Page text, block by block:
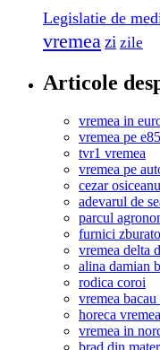
Legislatie de
vremeazi zile
Articole
vremea in
vremea pe e85
tvr1 vremea
vremea pe
cezar osiceanu
adevarul de
parcul
furnici
vremea delta
alina damian
rodica coroi
vremea bacau
horeca vremea
vremea in